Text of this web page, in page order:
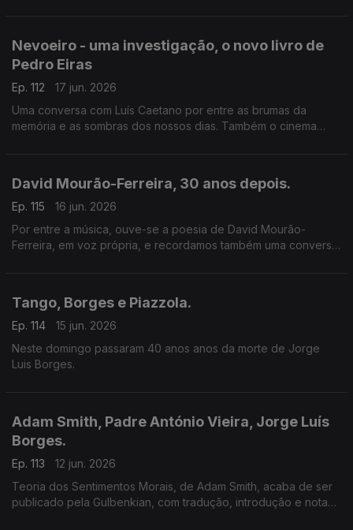
Nevoeiro - uma investigação, o novo livro de
Pedro Eiras
Ep. 112
17 jun. 2026
Uma conversa com Luís Caetano por entre as brumas da
memória e as sombras dos nossos dias. Também o cinema
David Mourão-Ferreira, 30 anos depois.
Ep. 115
16 jun. 2026
Por entre a música, ouve-se a poesia de David Mourão-
Ferreira, em voz própria, e recordamos também uma conversa
Tango, Borges e Piazzola.
Ep. 114
15 jun. 2026
Neste domingo passaram 40 anos anos da morte de Jorge
Luis Borges.
Adam Smith, Padre António Vieira, Jorge Luís
Borges.
Ep. 113
12 jun. 2026
Teoria dos Sentimentos Morais, de Adam Smith, acaba de ser
publicado pela Gulbenkian, com tradução, introdução e notas